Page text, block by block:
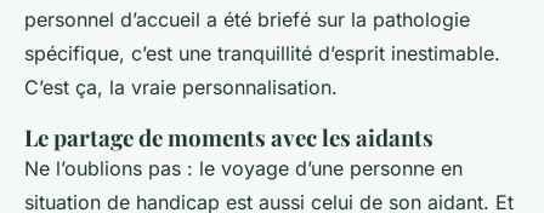
personnel d’accueil a été briefé sur la pathologie
spécifique, c’est une tranquillité d’esprit inestimable.
C’est ça, la vraie personnalisation.
Le partage de moments avec les aidants
Ne l’oublions pas : le voyage d’une personne en
situation de handicap est aussi celui de son aidant. Et